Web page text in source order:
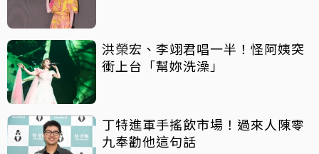
洪榮宏、李翊君唱一半！怪阿姨突
衝上台「幫妳洗澡」
丁特進軍手搖飲市場！過來人陳零
九奉勸他這句話